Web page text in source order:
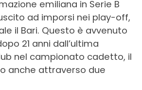
emiliana in Serie B
ad imporsi nei play-off,
il Bari. Questo è avvenuto
21 anni dall’ultima
nel campionato cadetto, il
anche attraverso due